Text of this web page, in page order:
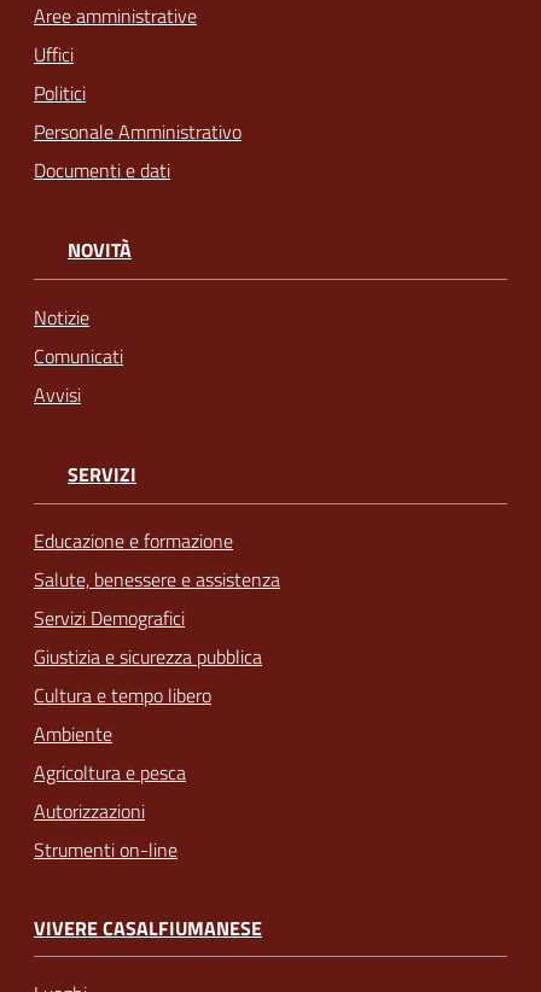
Aree amministrative
Uffici
Politici
Personale Amministrativo
Documenti e dati
NOVITÀ
Notizie
Comunicati
Avvisi
SERVIZI
Educazione e formazione
Salute, benessere e assistenza
Servizi Demografici
Giustizia e sicurezza pubblica
Cultura e tempo libero
Ambiente
Agricoltura e pesca
Autorizzazioni
Strumenti on-line
VIVERE CASALFIUMANESE